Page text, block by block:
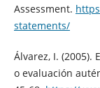
Assessment.
statements/
Álvarez, I. (2005).
o evaluación